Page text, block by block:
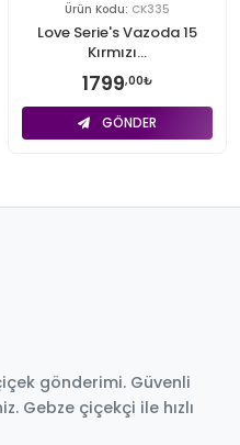
Ürün Kodu: CK335
Love Serie's Vazoda 15
Kırmızı...
1799,00₺
GÖNDER
gönderimi. Güvenli
Gebze çiçekçi ile hızlı